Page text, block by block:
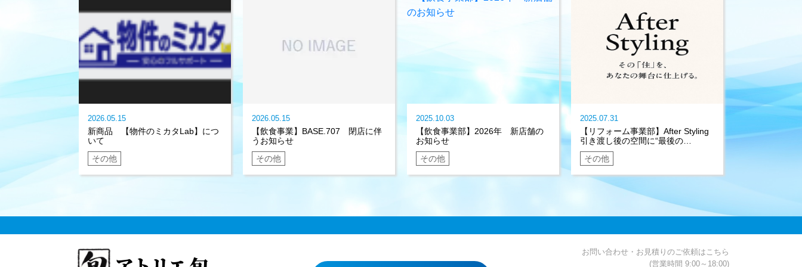
2026.05.15
新商品 【物件のミカタLab】につ
いて
その他
2026.05.15
【飲食事業】BASE.707 閉店に伴
うお知らせ
その他
2025.10.03
【飲食事業部】2026年 新店舗の
お知らせ
その他
2025.07.31
【リフォーム事業部】After Styling
引き渡し後の空間に“最後の…
その他
お問い合わせ・お見積りのご依頼はこちら
(営業時間 9:00～18:00)